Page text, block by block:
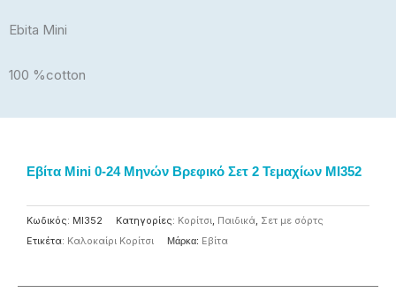
Ebita Mini
100 %cotton
Εβίτα Mini 0-24 Μηνών Βρεφικό Σετ 2 Τεμαχίων MI352
Κωδικός: MI352 Κατηγορίες: Κορίτσι, Παιδικά, Σετ με σόρτς
Ετικέτα: Καλοκαίρι Κορίτσι Μάρκα: Eβίτα